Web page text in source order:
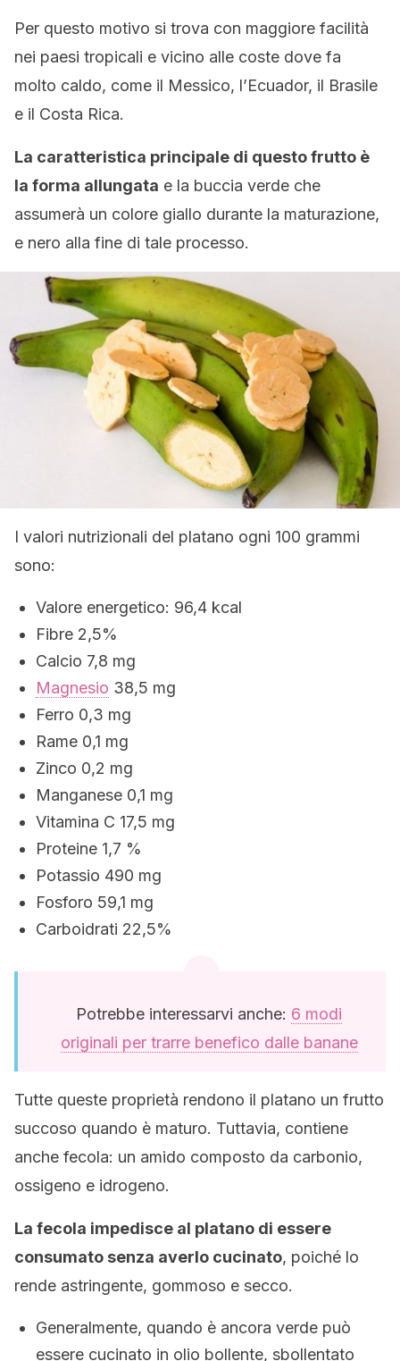
Per questo motivo si trova con maggiore facilità
nei paesi tropicali e vicino alle coste dove fa
molto caldo, come il Messico, l’Ecuador, il Brasile
e il Costa Rica.
La caratteristica principale di questo frutto è
la forma allungata e la buccia verde che
assumerà un colore giallo durante la maturazione,
e nero alla fine di tale processo.
I valori nutrizionali del platano ogni 100 grammi
sono:
Valore energetico: 96,4 kcal
Fibre 2,5%
Calcio 7,8 mg
Magnesio 38,5 mg
Ferro 0,3 mg
Rame 0,1 mg
Zinco 0,2 mg
Manganese 0,1 mg
Vitamina C 17,5 mg
Proteine 1,7 %
Potassio 490 mg
Fosforo 59,1 mg
Carboidrati 22,5%
Potrebbe interessarvi anche: 6 modi
originali per trarre benefico dalle banane
Tutte queste proprietà rendono il platano un frutto
succoso quando è maturo. Tuttavia, contiene
anche fecola: un amido composto da carbonio,
ossigeno e idrogeno.
La fecola impedisce al platano di essere
consumato senza averlo cucinato, poiché lo
rende astringente, gommoso e secco.
Generalmente, quando è ancora verde può
essere cucinato in olio bollente, sbollentato